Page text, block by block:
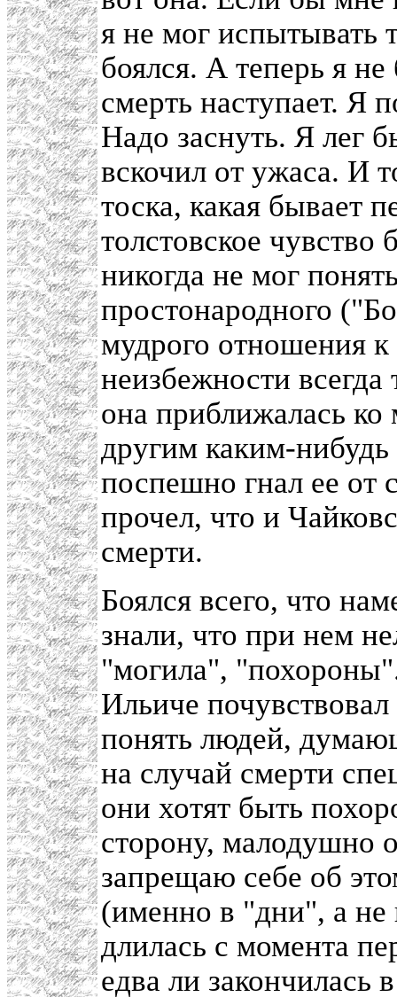
я не мог испытывать
боялся. А теперь я не
смерть наступает. Я
Надо заснуть. Я лег
вскочил от ужаса. И
тоска, какая бывает
толстовское
никогда не мог
простонародного
мудрого отношения
неизбежности всегда
она приближалась
другим каким-
поспешно гнал ее от
прочел, что и
смерти.
Боялся всего, что
знали, что при нем
"могила",
Ильиче
понять людей,
на случай смерти
они хотят быть
сторону, малодушно
запрещаю себе об
(именно в "дни", а не
длилась с момента
едва ли закончилась